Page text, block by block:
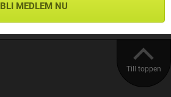
BLI MEDLEM NU
Till toppen